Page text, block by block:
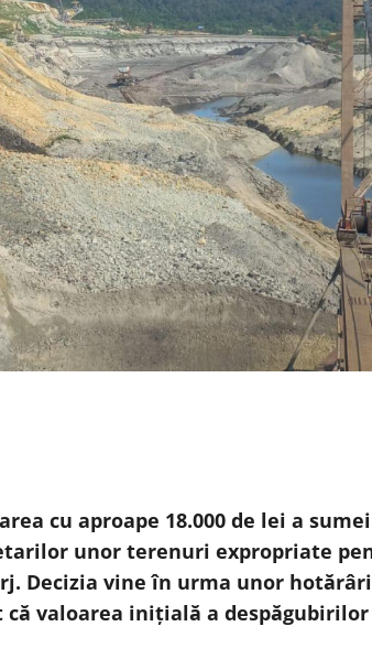
cu aproape 18.000 de lei a
unor terenuri expropriate
Decizia vine în urma unor
valoarea inițială a